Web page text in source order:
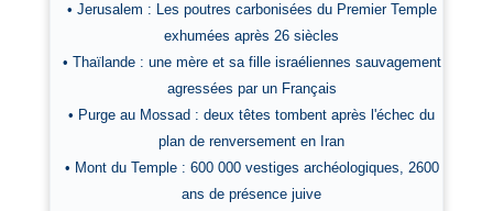
• Jerusalem : Les poutres carbonisées du Premier Temple
exhumées après 26 siècles
• Thaïlande : une mère et sa fille israéliennes sauvagement
agressées par un Français
• Purge au Mossad : deux têtes tombent après l'échec du
plan de renversement en Iran
• Mont du Temple : 600 000 vestiges archéologiques, 2600
ans de présence juive